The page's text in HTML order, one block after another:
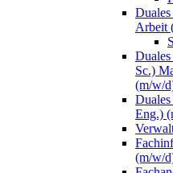
Arbeit
Sc.)
(m/w/
Eng.)
(m/w/